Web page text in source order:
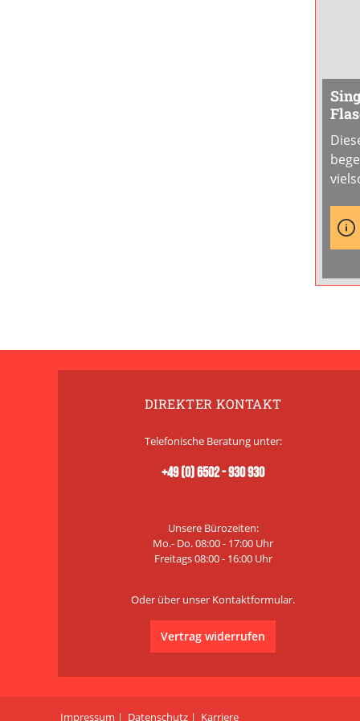
DIREKTER KONTAKT
Telefonische Beratung unter:
+49 (0) 6502 - 930 930
Unsere Bürozeiten:
Mo.- Do. 08:00 - 17:00 Uhr
Freitags 08:00 - 16:00 Uhr
Oder über unser Kontaktformular.
Vertrag widerrufen
Impressum Datenschutz Karriere